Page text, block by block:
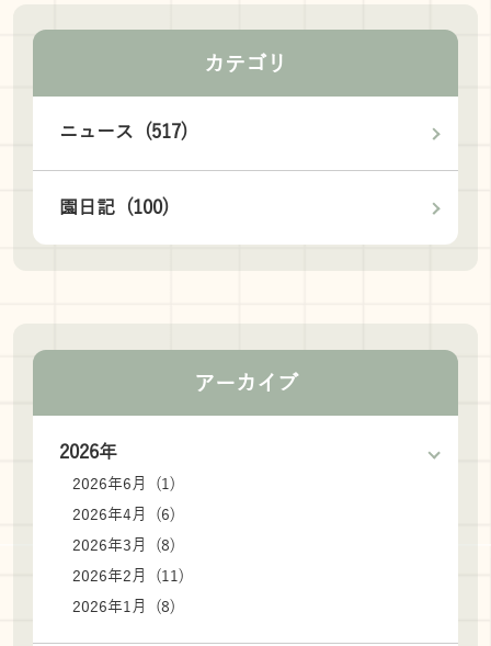
カテゴリ
ニュース (517)
園日記 (100)
アーカイブ
2026年
2026年6月 (1)
2026年4月 (6)
2026年3月 (8)
2026年2月 (11)
2026年1月 (8)